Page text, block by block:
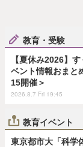
教育・受験
【夏休み2026】
ベント情報おまと
15開催＞
2026.8.7 Fri 19:45
教育イベント
東京都市大「科学